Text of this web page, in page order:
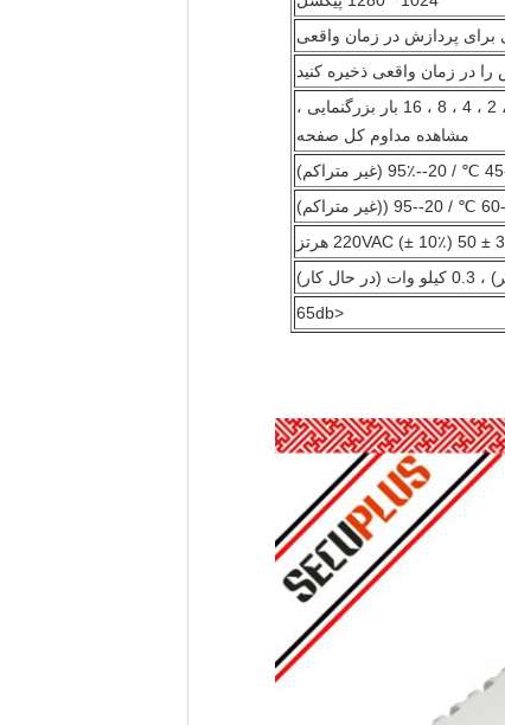
مشاهده مداوم کل صفحه
220VAC (± 10٪) 50 ± 3 هرتز
<65db